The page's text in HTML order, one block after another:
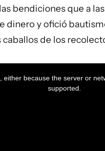
bendiciones que a
dinero y ofició
de los
either because the server or
supported.